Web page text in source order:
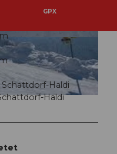
Fehlmann, Verein Urner Wanderwege
GPX
Haldi
Haldi